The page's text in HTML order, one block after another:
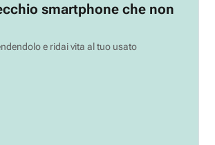
smartphone che non
e ridai vita al tuo usato